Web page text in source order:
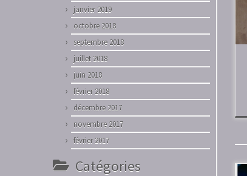
janvier 2019
octobre 2018
septembre 2018
juillet 2018
juin 2018
février 2018
décembre 2017
novembre 2017
février 2017
Catégories